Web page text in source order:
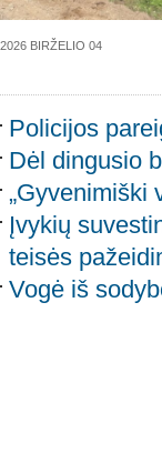
2026 BIRŽELIO 04
Policijos
Dėl dingusio
„Gyvenimiški
Įvykių
teisės
Vogė iš